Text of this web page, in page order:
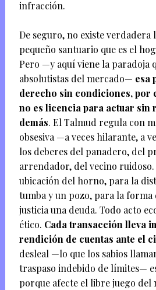
infracción.
De seguro, no existe verdadera
pequeño santuario que es el
Pero —y aquí viene la paradoja
absolutistas del mercado— esa
derecho sin condiciones, por
no es licencia para actuar sin
demás. El Talmud regula con
obsesiva —a veces hilarante, a
los deberes del panadero, del
arrendador, del vecino
ubicación del horno, para la
tumba y un pozo, para la
justicia una deuda. Todo acto
ético. Cada transacción lleva
rendición de cuentas ante el
desleal —lo que los sabios
traspaso indebido de límites—
porque afecte el libre juego del